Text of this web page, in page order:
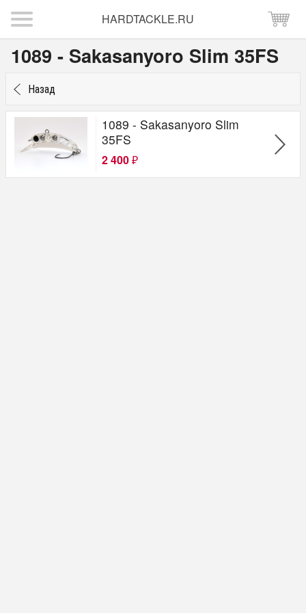
HARDTACKLE.RU
1089 - Sakasanyoro Slim 35FS
Назад
1089 - Sakasanyoro Slim
35FS
2 400 ₽